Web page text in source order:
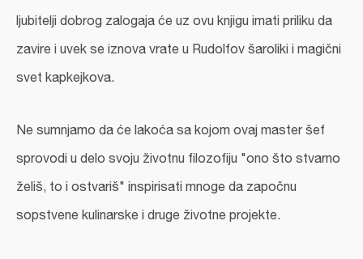
ljubitelji dobrog zalogaja će uz ovu knjigu imati priliku da
zavire i uvek se iznova vrate u Rudolfov šaroliki i magični
svet kapkejkova.
Ne sumnjamo da će lakoća sa kojom ovaj master šef
sprovodi u delo svoju životnu filozofiju "ono što stvarno
želiš, to i ostvariš" inspirisati mnoge da započnu
sopstvene kulinarske i druge životne projekte.